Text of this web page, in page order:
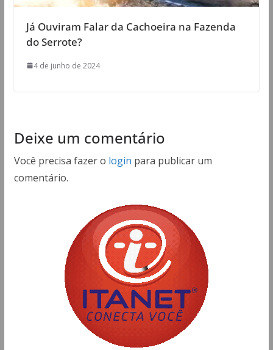
Já Ouviram Falar da Cachoeira na Fazenda
do Serrote?
4 de junho de 2024
Deixe um comentário
Você precisa fazer o login para publicar um
comentário.